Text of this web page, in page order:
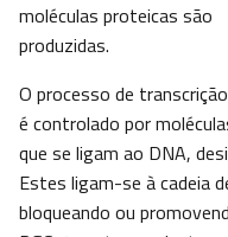
moléculas proteicas são
produzidas.
O processo de transcrição
é controlado por
que se ligam ao DNA,
Estes ligam-se à cadeia
bloqueando ou